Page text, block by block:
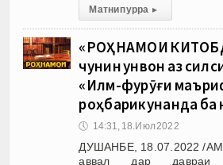
Матни пурра ▸
«РОҲНАМОИ
чунин унвон аз
«Илм-фурӯғи
роҳбарикунанда ба
🕔 14:31, 18.Июл 2022
ДУШАНБЕ, 18.07.2022 /
аввал дар давраи